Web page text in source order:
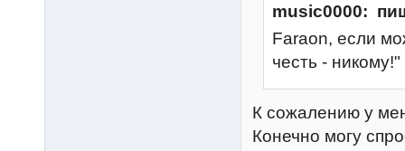
music0000:
Faraon, если
честь -
К сожалению у
Конечно могу